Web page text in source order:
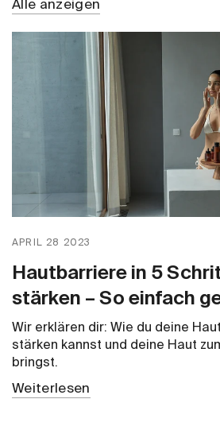
Alle anzeigen
APRIL 28 2023
Hautbarriere in 5
stärken – So einfach
Wir erklären dir: Wie du deine
stärken kannst und deine Haut
bringst.
Weiterlesen